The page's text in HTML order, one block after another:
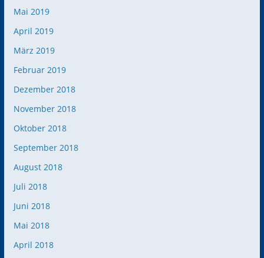
Mai 2019
April 2019
März 2019
Februar 2019
Dezember 2018
November 2018
Oktober 2018
September 2018
August 2018
Juli 2018
Juni 2018
Mai 2018
April 2018